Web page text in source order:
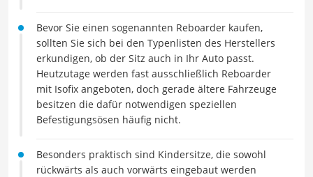
Bevor Sie einen sogenannten Reboarder kaufen,
sollten Sie sich bei den Typenlisten des Herstellers
erkundigen, ob der Sitz auch in Ihr Auto passt.
Heutzutage werden fast ausschließlich Reboarder
mit Isofix angeboten, doch gerade ältere Fahrzeuge
besitzen die dafür notwendigen speziellen
Befestigungsösen häufig nicht.
Besonders praktisch sind Kindersitze, die sowohl
rückwärts als auch vorwärts eingebaut werden